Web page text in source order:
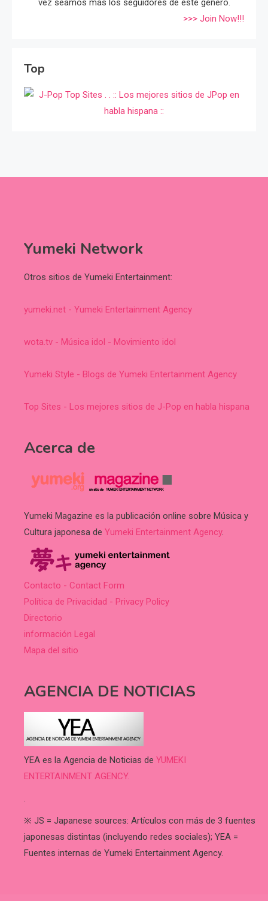
>>> Join Now!!!
Top
Yumeki Network
Otros sitios de Yumeki Entertainment:
yumeki.net - Yumeki Entertainment Agency
wota.tv - Música idol - Movimiento idol
Yumeki Style - Blogs de Yumeki Entertainment Agency
Top Sites - Los mejores sitios de J-Pop en habla hispana
Acerca de
Yumeki Magazine es la publicación online sobre Música y
Cultura japonesa de Yumeki Entertainment Agency.
Contacto - Contact Form
Política de Privacidad - Privacy Policy
Directorio
información Legal
Mapa del sitio
AGENCIA DE NOTICIAS
YEA es la Agencia de Noticias de YUMEKI
ENTERTAINMENT AGENCY.
.
※ JS = Japanese sources: Artículos con más de 3 fuentes
japonesas distintas (incluyendo redes sociales); YEA =
Fuentes internas de Yumeki Entertainment Agency.